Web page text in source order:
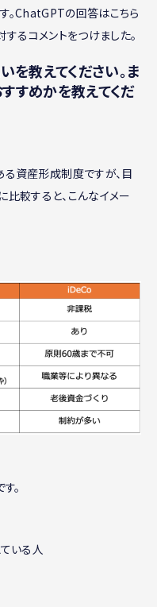
。ChatGPTの回答はこちら
するコメントをつけました。
教えてください。ま
すめかを教えてくだ
資産形成制度ですが、目
較すると、こんなイメー
。
いる人